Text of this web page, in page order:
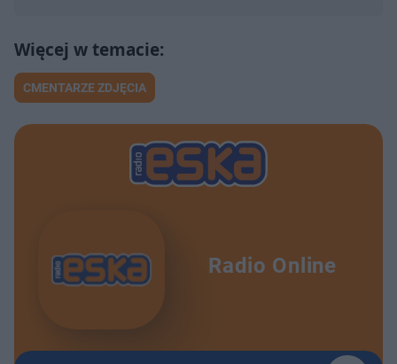
CMENTARZE ZDJĘCIA
Radio Online